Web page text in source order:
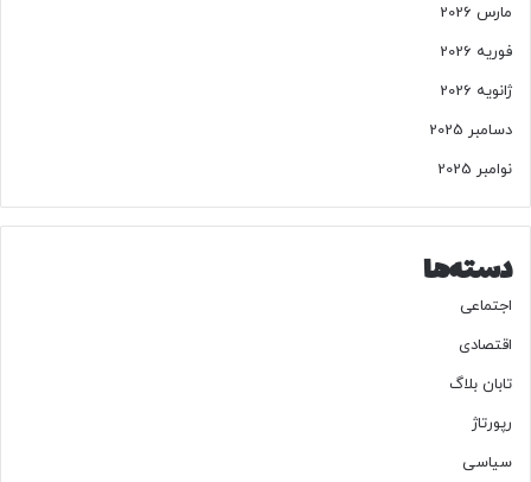
مارس 2026
فوریه 2026
ژانویه 2026
دسامبر 2025
نوامبر 2025
دسته‌ها
اجتماعی
اقتصادی
تابان بلاگ
رپورتاژ
سیاسی